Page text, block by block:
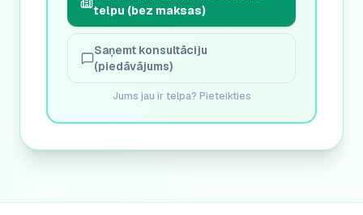
telpu (bez maksas)
Saņemt konsultāciju
(piedāvājums)
Jums jau ir telpa? Pieteikties